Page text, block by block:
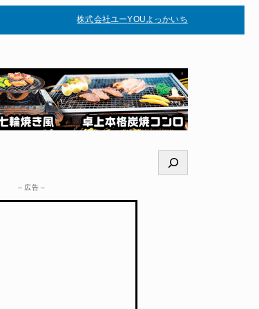
株式会社ユーYOUよっかいち
検
索
– 広告 –